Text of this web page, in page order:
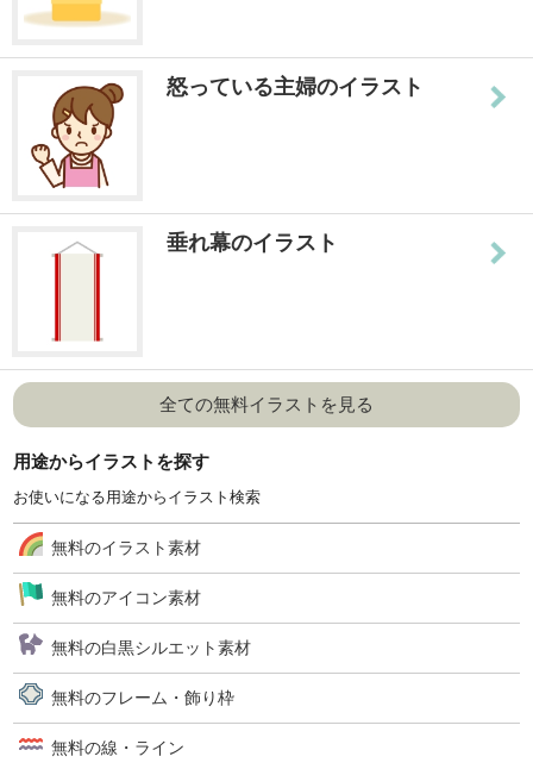
怒っている主婦のイラスト
垂れ幕のイラスト
全ての無料イラストを見る
用途からイラストを探す
お使いになる用途からイラスト検索
無料のイラスト素材
無料のアイコン素材
無料の白黒シルエット素材
無料のフレーム・飾り枠
無料の線・ライン